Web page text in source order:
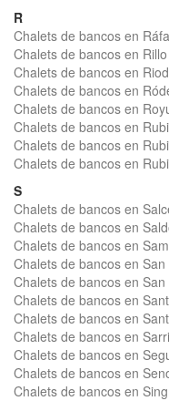
R
Chalets de bancos en
Chalets de bancos en Rillo
Chalets de bancos en
Chalets de bancos en
Chalets de bancos en
Chalets de bancos en
Chalets de bancos en
Chalets de bancos en
S
Chalets de bancos en
Chalets de bancos en
Chalets de bancos en
Chalets de bancos en San
Chalets de bancos en
Chalets de bancos en
Chalets de bancos en
Chalets de bancos en
Chalets de bancos en
Chalets de bancos en
Chalets de bancos en